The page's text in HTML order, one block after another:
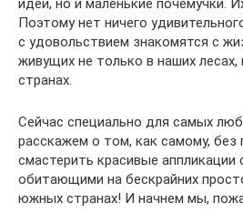
идей, но и маленькие почемучки.
Поэтому нет ничего
с удовольствием знакомятся с
живущих не только в наших лесах,
странах.
Сейчас специально для самых
расскажем о том, как самому,
смастерить красивые
обитающими на бескрайних
южных странах! И начнем мы,